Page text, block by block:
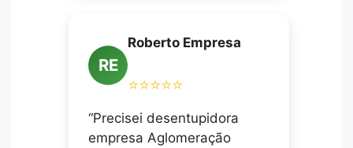
RE
Roberto Empresa
⭐⭐⭐⭐⭐
“Precisei desentupidora
empresa Aglomeração